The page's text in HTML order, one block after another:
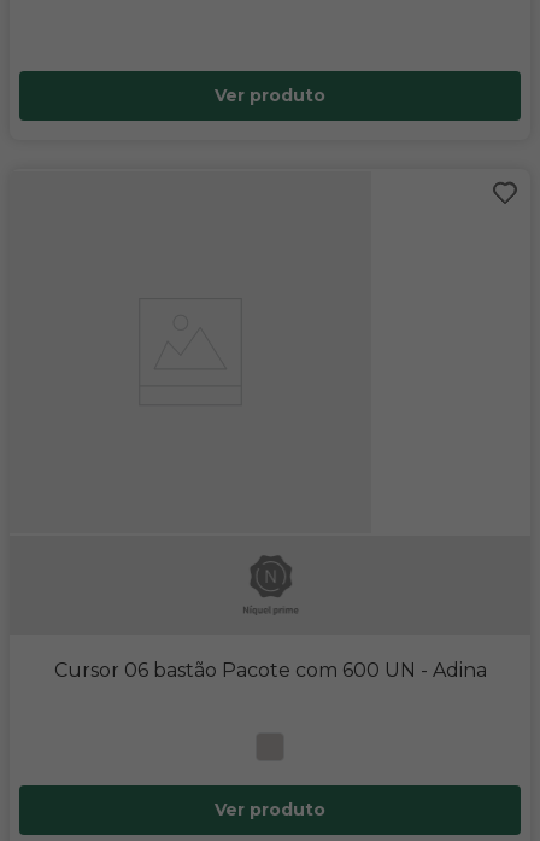
Ver produto
Cursor 06 bastão Pacote com 600 UN - Adina
Ver produto